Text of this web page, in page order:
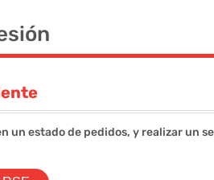
estado de pedidos, y realizar un